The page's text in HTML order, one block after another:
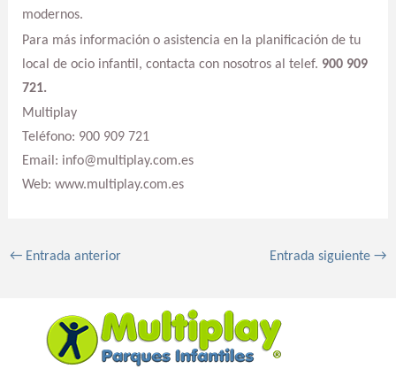
modernos.
Para más información o asistencia en la planificación de tu
local de ocio infantil, contacta con nosotros al telef. 900 909
721.
Multiplay
Teléfono: 900 909 721
Email: info@multiplay.com.es
Web: www.multiplay.com.es
←Entrada anterior Entrada siguiente→